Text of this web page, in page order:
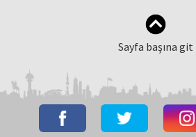
Sayfa başına git